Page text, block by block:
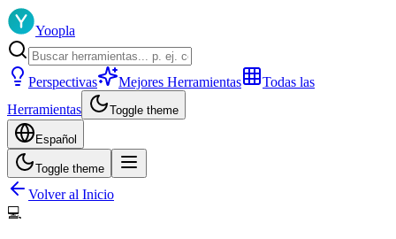
Yoopla
Perspectivas Mejores Herramientas
Todas las
Herramientas
Toggle theme
Español
Toggle theme
Volver al Inicio
💻